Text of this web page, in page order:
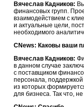
Вячеслав Кадников:
финансовых групп.
взаимодействием с
и актуальные цели,
необходимого
CNews: Каковы ваши
Вячеслав Кадников:
в данном случае
с поставщиком
персонала,
из которых
для бизнеса. Так что,